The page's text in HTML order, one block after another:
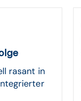
rasant in